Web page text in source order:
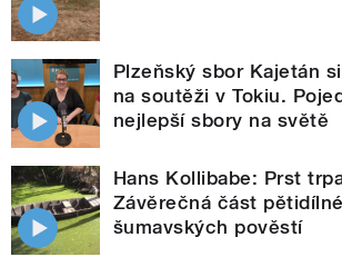
Plzeňský sbor Kajetán
na soutěži v Tokiu.
nejlepší sbory na světě
Hans Kollibabe: Prst
Závěrečná část
šumavských pověstí